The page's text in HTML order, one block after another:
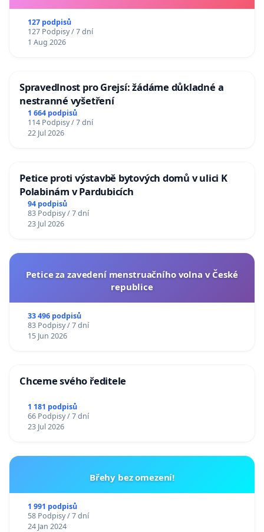
127 podpisů
127 Podpisy / 7 dní
1 Aug 2026
Spravedlnost pro Grejsí: žádáme důkladné a
nestranné vyšetření
1 664 podpisů
114 Podpisy / 7 dní
22 Jul 2026
Petice proti výstavbě bytových domů v ulici K
Polabinám v Pardubicích
94 podpisů
83 Podpisy / 7 dní
23 Jul 2026
Petice za zavedení menstruačního volna v České
republice
33 496 podpisů
83 Podpisy / 7 dní
15 Jun 2026
Chceme svého ředitele
1 181 podpisů
66 Podpisy / 7 dní
23 Jul 2026
Břehy bez omezení!
1 991 podpisů
58 Podpisy / 7 dní
24 Jan 2024